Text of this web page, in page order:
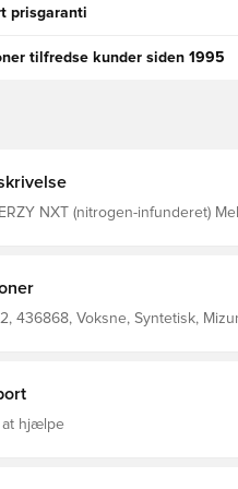
prisgaranti
tilfredse kunder siden 1995
NXT (nitrogen-infunderet)
Stabilitet under
i hvert skridt Jævn
436868, Voksne, Syntetisk,
at hjælpe